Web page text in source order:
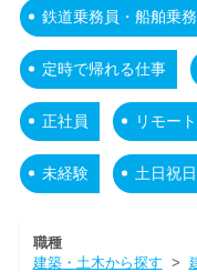
鉄道乗務員・船舶乗
定時で帰れる仕事
正社員 リモー
未経験 土日祝
職種
建築・土木から探す >